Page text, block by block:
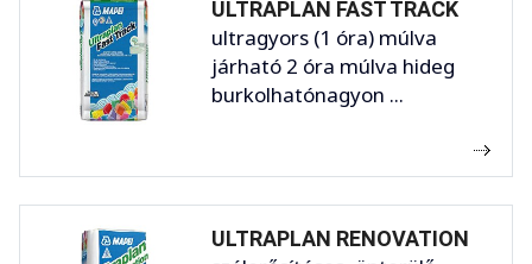
ULTRAPLAN FAST TRACK
ultragyors (1 óra) múlva
járható 2 óra múlva hideg
burkolhatónagyon ...
ULTRAPLAN RENOVATION